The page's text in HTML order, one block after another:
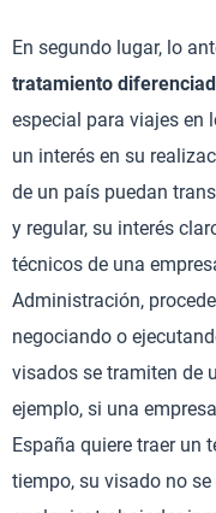
En segundo lugar, lo
tratamiento
especial para viajes en
un interés en su
de un país puedan
y regular, su interés
técnicos de una
Administración,
negociando o
visados se tramiten de
ejemplo, si una
España quiere traer un
tiempo, su visado no